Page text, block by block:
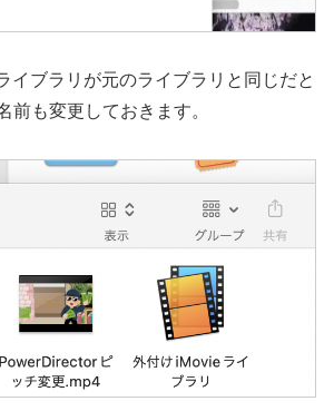
イブラリが元のライブラリと同じだと
前も変更しておきます。